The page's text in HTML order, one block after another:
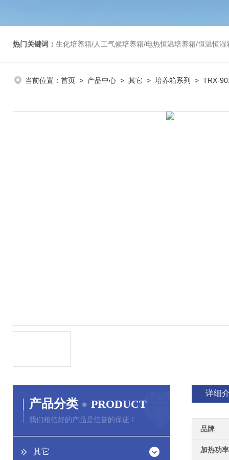
热门关键词： 生化培养箱/人工气候培养箱/电热恒温培养箱/恒温恒湿箱/光照培养箱/二氧化碳培养箱
当前位置： 首页 > 产品中心 > 其它 > 培养箱系列 > TRX-
产品分类 PRODUCT
我们相信好的产品是信誉的保证！
其它
详细
品牌
加热功率